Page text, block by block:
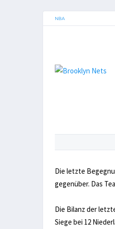
NBA
Die letzte
gegenüber. Das
Die Bilanz der
Siege bei 12